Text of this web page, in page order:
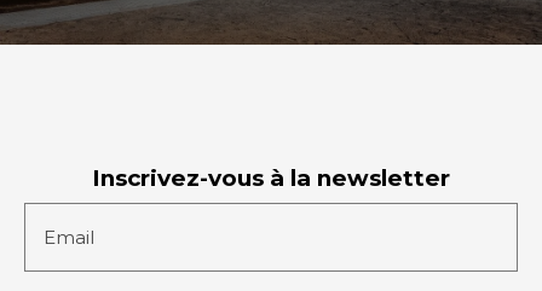
Inscrivez-vous à la newsletter
Email